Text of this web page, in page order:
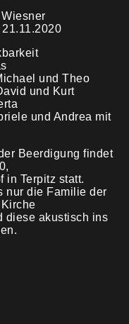
und Theo
und Kurt
und Andrea mit
Beerdigung findet
in Terpitz statt.
nur die Familie der
diese akustisch ins